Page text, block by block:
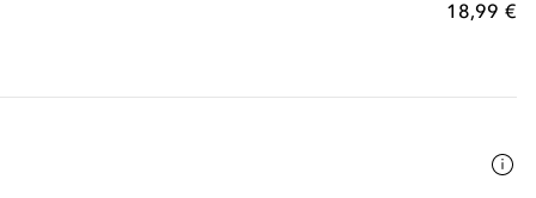
18,99 €